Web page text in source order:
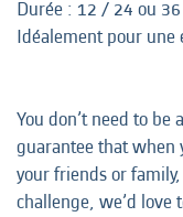
Durée : 12 / 24 ou
Idéalement pour une
You don’t need to
guarantee that when
your friends or
challenge, we’d love